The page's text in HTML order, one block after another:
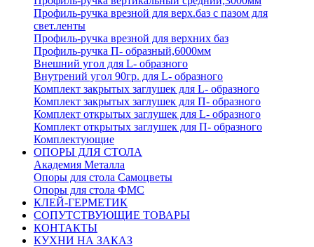
Профиль-ручка врезной для верх.баз с пазом для
свет.ленты
Профиль-ручка врезной для верхних баз
Профиль-ручка П- образный,6000мм
Внешний угол для L- образного
Внутрений угол 90гр. для L- образного
Комплект закрытых заглушек для L- образного
Комплект закрытых заглушек для П- образного
Комплект открытых заглушек для L- образного
Комплект открытых заглушек для П- образного
Комплектующие
ОПОРЫ ДЛЯ СТОЛА
Академия Металла
Опоры для стола Самоцветы
Опоры для стола ФМС
КЛЕЙ-ГЕРМЕТИК
СОПУТСТВУЮЩИЕ ТОВАРЫ
КОНТАКТЫ
КУХНИ НА ЗАКАЗ